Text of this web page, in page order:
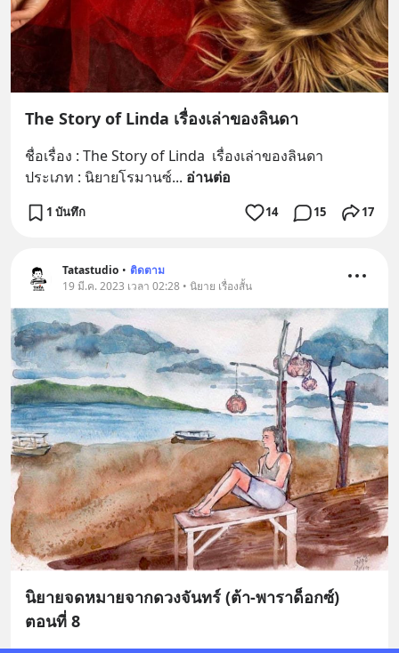
The Story of Linda เรื่องเล่าของลินดา
ชื่อเรื่อง : The Story of Linda  เรื่องเล่าของลินดา
ประเภท : นิยายโรมานซ์... อ่านต่อ
1 บันทึก 14 15 17
Tatastudio • ติดตาม
19 มี.ค. 2023 เวลา 02:28 • นิยาย เรื่องสั้น
นิยายจดหมายจากดวงจันทร์ (ต้า-พาราด็อกซ์)
ตอนที่ 8